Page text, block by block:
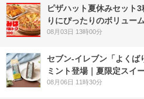
ピザハット夏休みセット
りにぴったりのボリュー
08月03日 13時00分
セブン‐イレブン「よくば
ミント登場｜夏限定スイ
08月06日 11時30分